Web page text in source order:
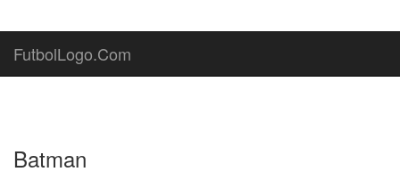
FutbolLogo.Com
Batman